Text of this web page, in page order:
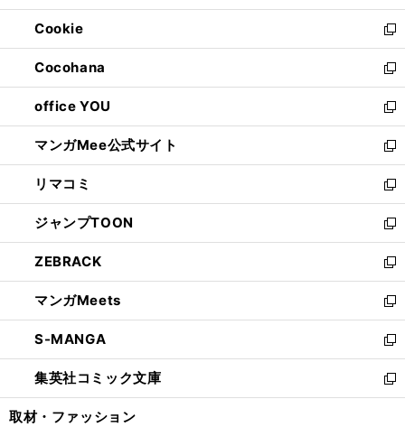
開
く
ウ
で
開
く
ン
ド
ウ
で
開
く
ウ
ィ
ン
ド
ウ
で
開
く
Cookie
新
し
い
ウ
ィ
ン
ド
ウ
で
開
く
Cocohana
新
し
い
ウ
ィ
ン
ド
ウ
で
開
く
office YOU
新
し
い
ウ
ィ
ン
ド
ウ
で
開
く
マンガMee公式サイト
新
し
い
ウ
ィ
ン
ド
ウ
で
開
く
リマコミ
新
し
い
ウ
ィ
ン
ド
ウ
で
開
く
ジャンプTOON
新
し
い
ウ
ィ
ン
ド
ウ
で
開
ZEBRACK
新
し
い
ウ
ィ
ン
ド
ウ
マンガMeets
新
し
い
ウ
ィ
ン
S-MANGA
新
し
い
ウ
集英社コミック文庫
新
し
取材・ファッション